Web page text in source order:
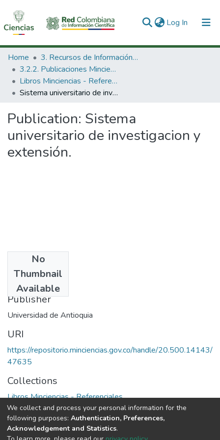
Log In (current)
Communities & Collections
All of DSpace
Statistics
Home
3. Recursos de Información Científica y Tecnológica
3.2.2. Publicaciones Minciencias
Libros Minciencias - Referenciales
Sistema universitario de investigacion y extensión.
Publication: Sistema
universitario de investigacion y
extensión.
No
Thumbnail
Available
1991
Publisher
Universidad de Antioquia
URI
https://repositorio.minciencias.gov.co/handle/20.500.14143/
47635
Collections
Libros Minciencias - Referenciales
Full item page
We collect and process your personal information for the
following purposes: Authentication, Preferences,
Acknowledgement and Statistics.